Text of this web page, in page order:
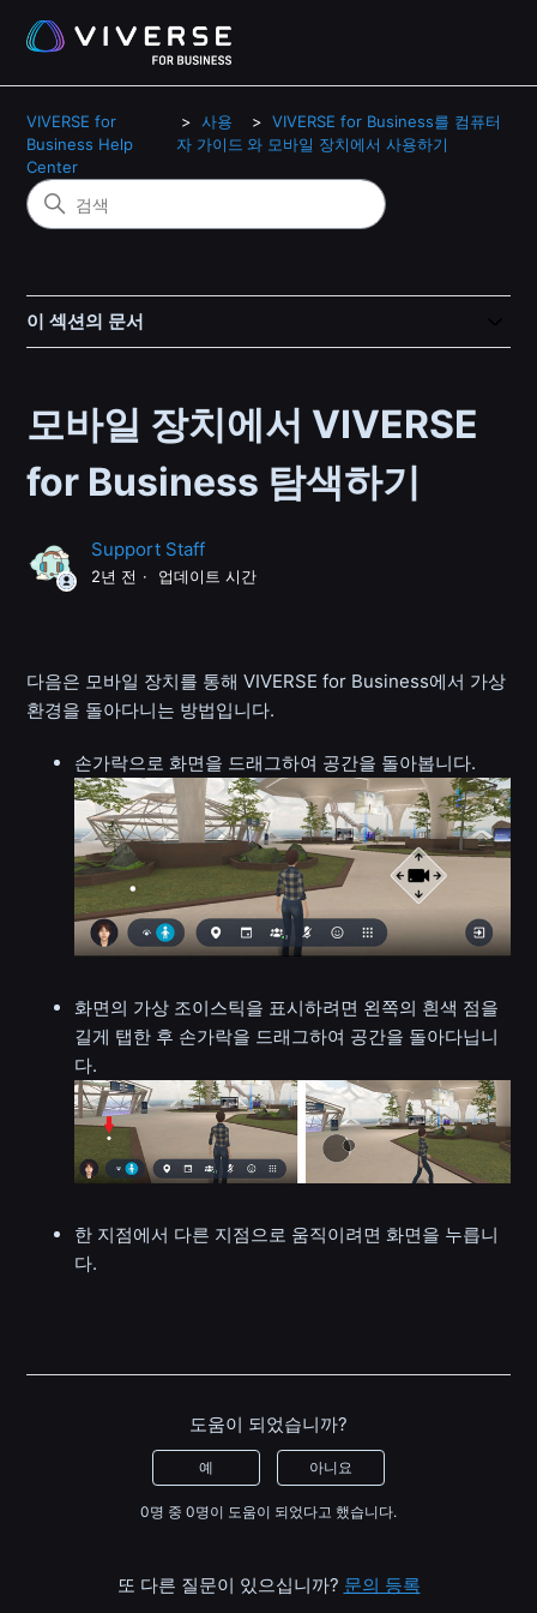
VIVERSE for
Business Help
Center
사용
자 가이드
VIVERSE for Business를 컴퓨터
와 모바일 장치에서 사용하기
이 섹션의 문서
모바일 장치에서 VIVERSE
for Business 탐색하기
Support Staff
2년 전 업데이트 시간
다음은 모바일 장치를 통해 VIVERSE for Business에서 가상
환경을 돌아다니는 방법입니다.
손가락으로 화면을 드래그하여 공간을 돌아봅니다.
화면의 가상 조이스틱을 표시하려면 왼쪽의 흰색 점을
길게 탭한 후 손가락을 드래그하여 공간을 돌아다닙니
다.
한 지점에서 다른 지점으로 움직이려면 화면을 누릅니
다.
도움이 되었습니까?
예 아니요
0명 중 0명이 도움이 되었다고 했습니다.
또 다른 질문이 있으십니까? 문의 등록